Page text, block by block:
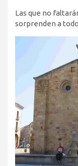
Las que no
sorprenden a